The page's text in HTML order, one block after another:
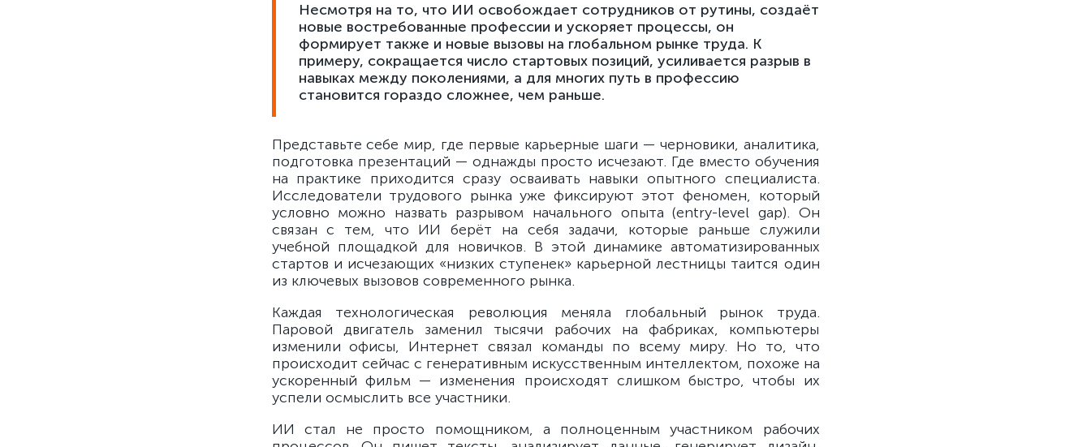
Несмотря на то, что ИИ освобождает сотрудников от рутины, создаёт
новые востребованные профессии и ускоряет процессы, он
формирует также и новые вызовы на глобальном рынке труда. К
примеру, сокращается число стартовых позиций, усиливается разрыв в
навыках между поколениями, а для многих путь в профессию
становится гораздо сложнее, чем раньше.
Представьте себе мир, где первые карьерные шаги — черновики, аналитика,
подготовка презентаций — однажды просто исчезают. Где вместо обучения
на практике приходится сразу осваивать навыки опытного специалиста.
Исследователи трудового рынка уже фиксируют этот феномен, который
условно можно назвать разрывом начального опыта (entry-level gap). Он
связан с тем, что ИИ берёт на себя задачи, которые раньше служили
учебной площадкой для новичков. В этой динамике автоматизированных
стартов и исчезающих «низких ступенек» карьерной лестницы таится один
из ключевых вызовов современного рынка.
Каждая технологическая революция меняла глобальный рынок труда.
Паровой двигатель заменил тысячи рабочих на фабриках, компьютеры
изменили офисы, Интернет связал команды по всему миру. Но то, что
происходит сейчас с генеративным искусственным интеллектом, похоже на
ускоренный фильм — изменения происходят слишком быстро, чтобы их
успели осмыслить все участники.
ИИ стал не просто помощником, а полноценным участником рабочих